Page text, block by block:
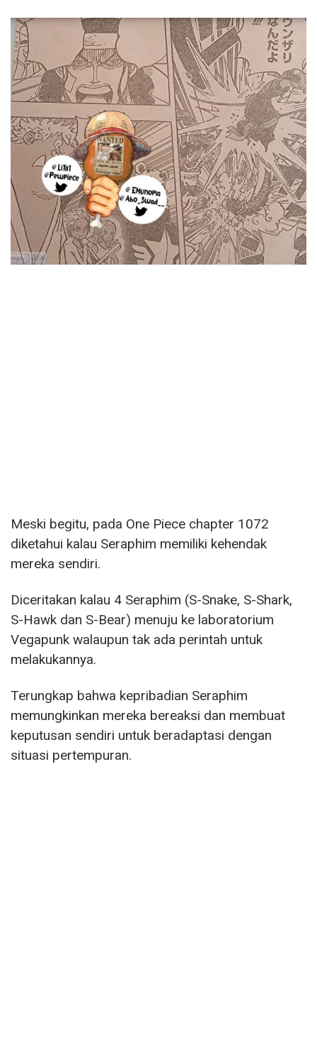
Meski begitu, pada One Piece chapter 1072
diketahui kalau Seraphim memiliki kehendak
mereka sendiri.
Diceritakan kalau 4 Seraphim (S-Snake, S-Shark,
S-Hawk dan S-Bear) menuju ke laboratorium
Vegapunk walaupun tak ada perintah untuk
melakukannya.
Terungkap bahwa kepribadian Seraphim
memungkinkan mereka bereaksi dan membuat
keputusan sendiri untuk beradaptasi dengan
situasi pertempuran.